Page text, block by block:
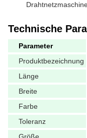
Technische
Parameter
Produktbezeichnung
Länge
Breite
Farbe
Toleranz